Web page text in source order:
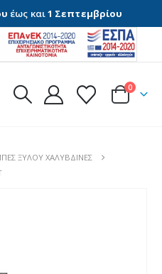
έως και1 Σεπτεμβρίου
0
ΞΎΛΟΥ ΧΑΛΎΒΔΙΝΕΣ